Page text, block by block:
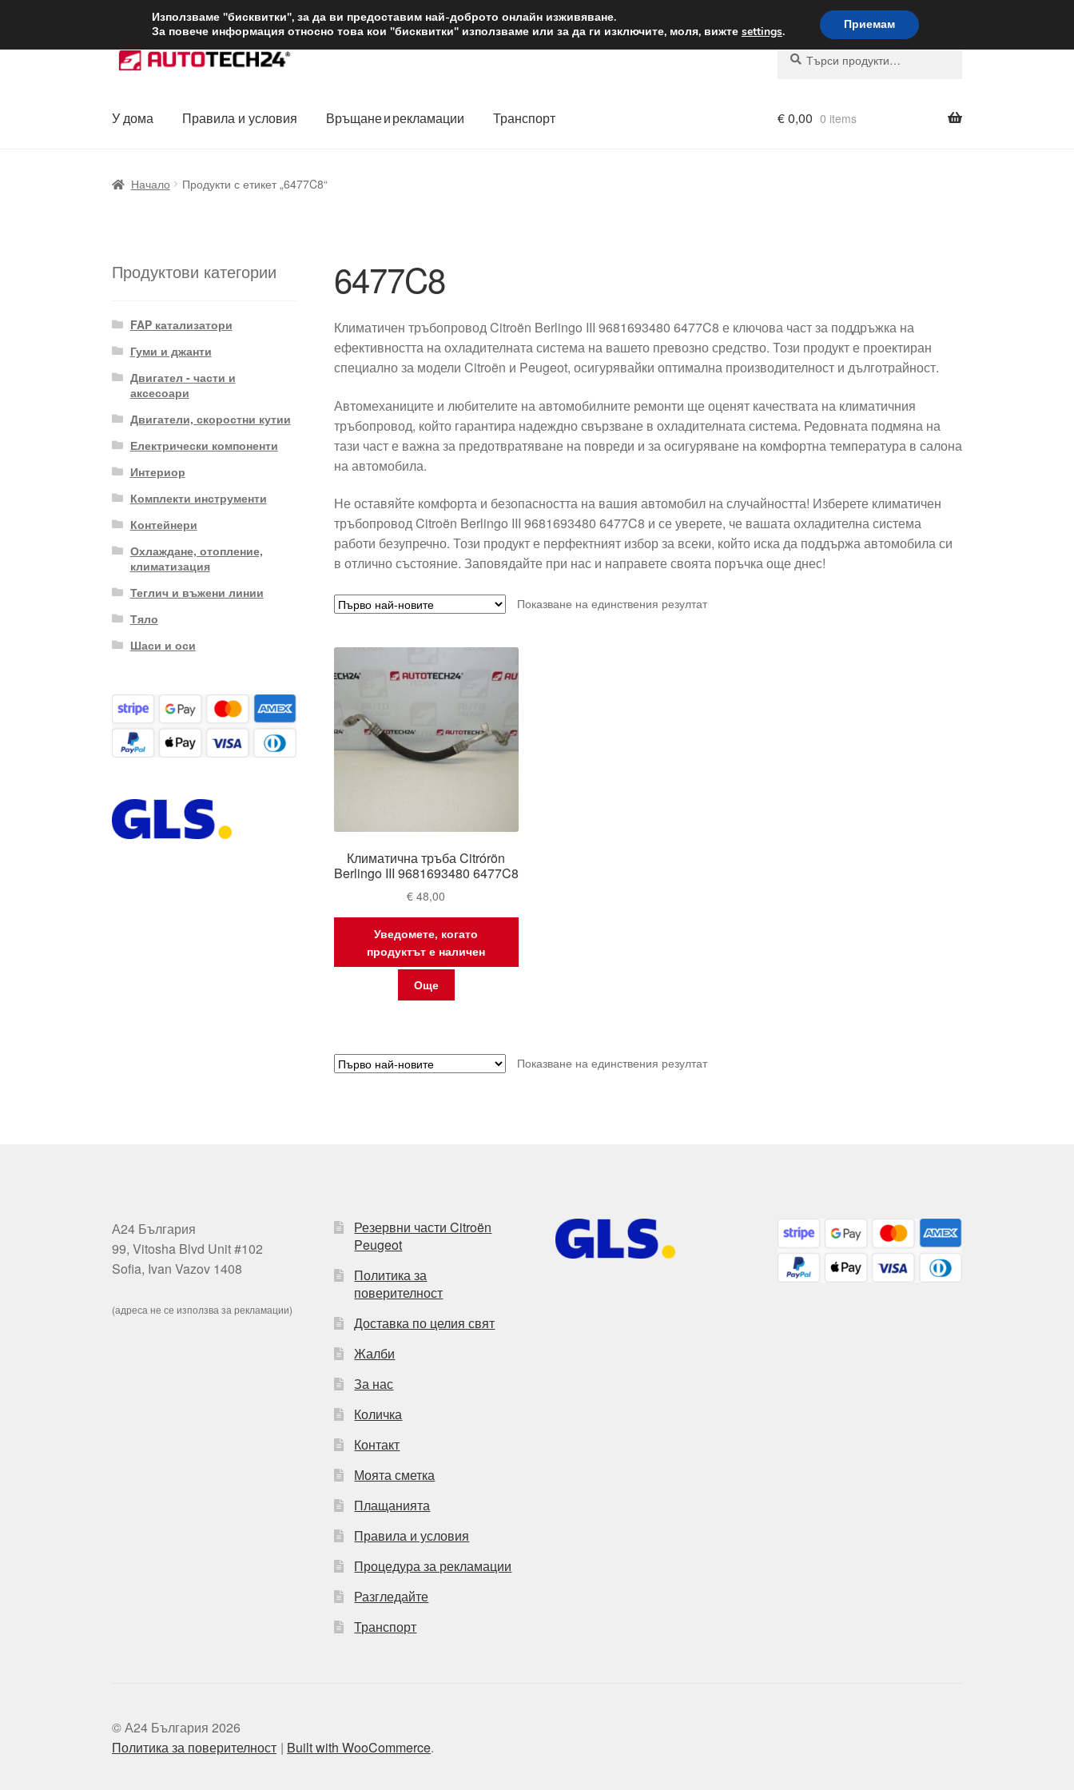
ДОСТАВКА от 12 лв. Доставка по целия свят
Skip
to
Skip
to
Търсене
Търсене
У дома Правила и условия Връщане и рекламации Транспорт €0,00 0 items
Начало Продукти с етикет „6477C8“
6477C8
Климатичен тръбопровод Citroën Berlingo III 9681693480 6477C8 е ключова част за поддръжка на
ефективността на охладителната система на вашето превозно средство. Този продукт е проектиран
специално за модели Citroën и Peugeot, осигурявайки оптимална производителност и дълготрайност.
Автомеханиците и любителите на автомобилните ремонти ще оценят качествата на климатичния
тръбопровод, който гарантира надеждно свързване в охладителната система. Редовната подмяна на
тази част е важна за предотвратяване на повреди и за осигуряване на комфортна температура в салона
на автомобила.
Не оставяйте комфорта и безопасността на вашия автомобил на случайността! Изберете климатичен
тръбопровод Citroën Berlingo III 9681693480 6477C8 и се уверете, че вашата охладителна система
работи безупречно. Този продукт е перфектният избор за всеки, който иска да поддържа автомобила си
в отлично състояние. Заповядайте при нас и направете своята поръчка още днес!
Показване на единствения резултат
Климатична тръба Citrórön
Berlingo III 9681693480 6477C8
€ 48,00
Уведомете, когато
продуктът е наличен
Още
Показване на единствения резултат
Продуктови категории
FAP катализатори
Гуми и джанти
Двигател - части и
аксесоари
Двигатели, скоростни кутии
Електрически компоненти
Интериор
Комплекти инструменти
Контейнери
Охлаждане, отопление,
климатизация
Теглич и въжени линии
Тяло
Шаси и оси
А24 България
99, Vitosha Blvd Unit #102
Sofia, Ivan Vazov 1408
(адреса не се използва за рекламации)
Резервни части Citroën
Peugeot
Политика за
поверителност
Доставка по целия свят
Жалби
За нас
Количка
Контакт
Моята сметка
Плащанията
Правила и условия
Процедура за рекламации
Разгледайте
Транспорт
© А24 България 2026
Политика за поверителност
Built with WooCommerce.
Използваме "бисквитки", за да ви предоставим най-доброто онлайн изживяване.
За повече информация относно това кои "бисквитки" използваме или за да ги изключите, моля, вижте settings. Приемам